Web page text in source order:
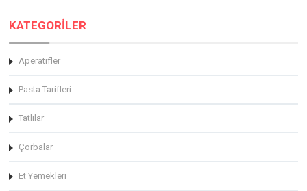
KATEGORİLER
Aperatifler
Pasta Tarifleri
Tatlılar
Çorbalar
Et Yemekleri